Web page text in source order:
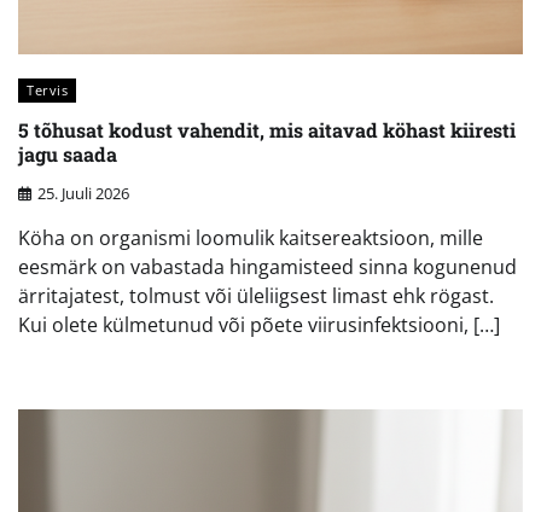
Tervis
5 tõhusat kodust vahendit, mis aitavad köhast kiiresti
jagu saada
25. Juuli 2026
Köha on organismi loomulik kaitsereaktsioon, mille
eesmärk on vabastada hingamisteed sinna kogunenud
ärritajatest, tolmust või üleliigsest limast ehk rögast.
Kui olete külmetunud või põete viirusinfektsiooni, […]